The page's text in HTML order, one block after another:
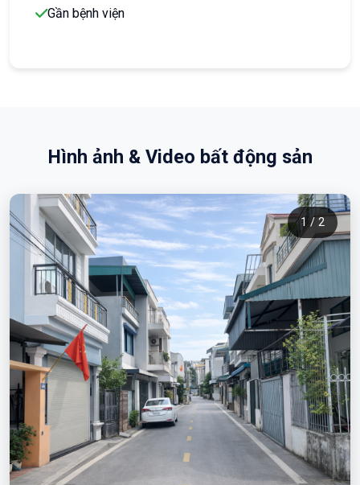
Gần bệnh viện
Hình ảnh & Video bất động sản
1 / 2